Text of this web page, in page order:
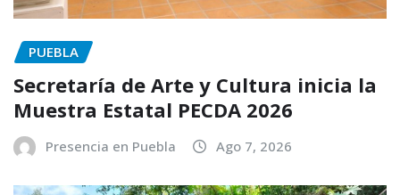
PUEBLA
Secretaría de Arte y Cultura inicia la
Muestra Estatal PECDA 2026
Presencia en Puebla Ago 7, 2026